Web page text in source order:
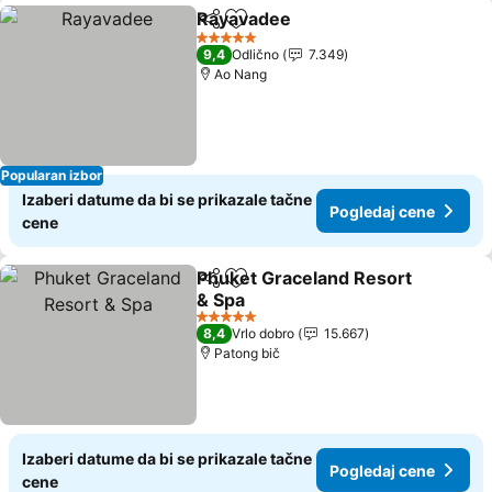
Popularan izbor
Deli Dodati u favorite
Rayavadee
5 Zvezdice
9,4 Odlično
7.349
Ao Nang
Izaberi datume da bi se prikazale tačne
cene
Pogledaj cene
Deli Dodati u favorite
Phuket Graceland Resort
& Spa
Pogledaj cene
5 Zvezdice
8,4 Vrlo dobro
15.667
Patong bič
Izaberi datume da bi se prikazale tačne
cene
Pogledaj cene